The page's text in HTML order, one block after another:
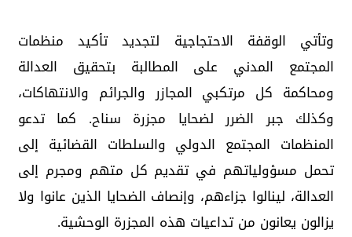
وتأتي الوقفة الاحتجاجية لتجديد تأكيد منظمات
المجتمع المدني على المطالبة بتحقيق العدالة
ومحاكمة كل مرتكبي المجازر والجرائم والانتهاكات،
وكذلك جبر الضرر لضحايا مجزرة سناح. كما تدعو
المنظمات المجتمع الدولي والسلطات القضائية إلى
تحمل مسؤولياتهم في تقديم كل متهم ومجرم إلى
العدالة، لينالوا جزاءهم، وإنصاف الضحايا الذين عانوا ولا
يزالون يعانون من تداعيات هذه المجزرة الوحشية.